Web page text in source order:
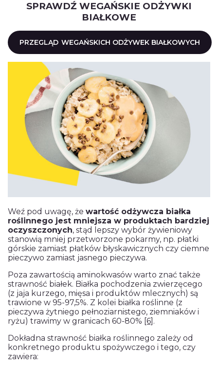
SPRAWDŹ WEGAŃSKIE ODŻYWKI
BIAŁKOWE
PRZEGLĄD WEGAŃSKICH ODŻYWEK BIAŁKOWYCH
Weź pod uwagę, że wartość odżywcza białka
roślinnego jest mniejsza w produktach bardziej
oczyszczonych, stąd lepszy wybór żywieniowy
stanowią mniej przetworzone pokarmy, np. płatki
górskie zamiast płatków błyskawicznych czy ciemne
pieczywo zamiast jasnego pieczywa.
Poza zawartością aminokwasów warto znać także
strawność białek. Białka pochodzenia zwierzęcego
(z jaja kurzego, mięsa i produktów mlecznych) są
trawione w 95-97,5%. Z kolei białka roślinne (z
pieczywa żytniego pełnoziarnistego, ziemniaków i
ryżu) trawimy w granicach 60-80% [6] .
Dokładna strawność białka roślinnego zależy od
konkretnego produktu spożywczego i tego, czy
zawiera: